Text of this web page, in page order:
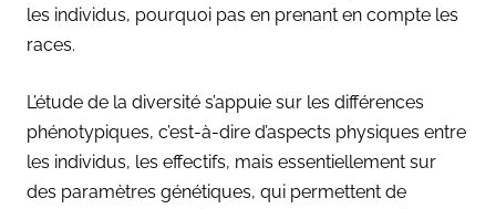
les individus, pourquoi pas en prenant en compte les
races.
L’étude de la diversité s’appuie sur les différences
phénotypiques, c’est-à-dire d’aspects physiques entre
les individus, les effectifs, mais essentiellement sur
des paramètres génétiques, qui permettent de